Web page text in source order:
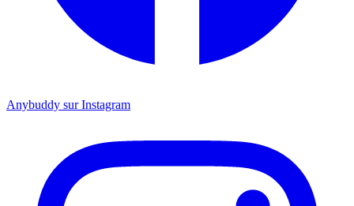
Anybuddy sur Instagram